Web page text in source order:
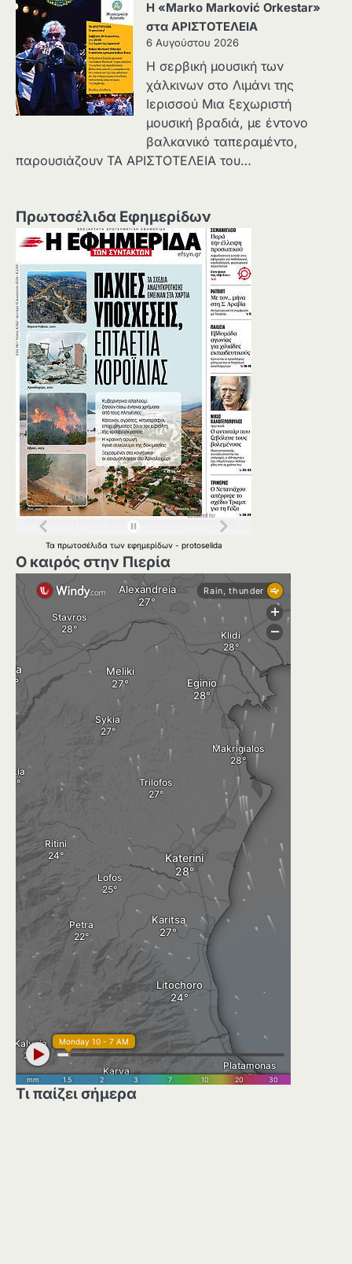
Η «Marko Marković Orkestar»
στα ΑΡΙΣΤΟΤΕΛΕΙΑ
6 Αυγούστου 2026
Η σερβική μουσική των
χάλκινων στο Λιμάνι της
Ιερισσού Μια ξεχωριστή
μουσική βραδιά, με έντονο
βαλκανικό ταπεραμέντο,
παρουσιάζουν ΤΑ ΑΡΙΣΤΟΤΕΛΕΙΑ του…
Πρωτοσέλιδα Εφημερίδων
Τα πρωτοσέλιδα των εφημερίδων - protoselida
Ο καιρός στην Πιερία
Τι παίζει σήμερα